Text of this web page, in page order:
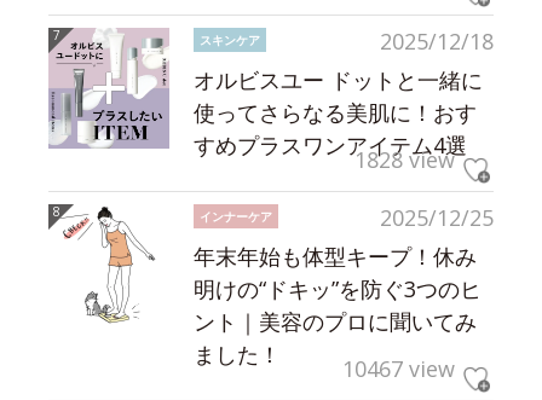
2025/12/18
スキンケア
オルビスユー ドットと一緒に
使ってさらなる美肌に！おす
すめプラスワンアイテム4選
1828 view
2025/12/25
インナーケア
年末年始も体型キープ！休み
明けの“ドキッ”を防ぐ3つのヒ
ント｜美容のプロに聞いてみ
ました！
10467 view